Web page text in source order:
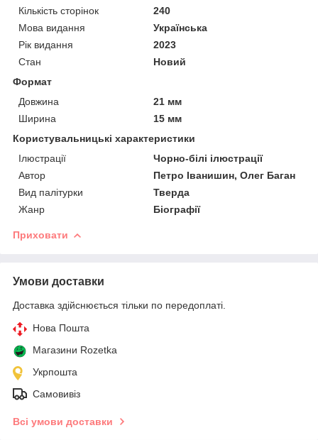
Кількість сторінок
240
Мова видання
Українська
Рік видання
2023
Стан
Новий
Формат
Довжина
21 мм
Ширина
15 мм
Користувальницькі характеристики
Ілюстрації
Чорно-білі ілюстрації
Автор
Петро Іванишин, Олег Баган
Вид палітурки
Тверда
Жанр
Біографії
Приховати
Умови доставки
Доставка здійснюється тільки по передоплаті.
Нова Пошта
Магазини Rozetka
Укрпошта
Самовивіз
Всі умови доставки